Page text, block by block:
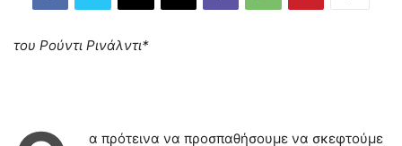
του Ρούντι Ρινάλντι*
α πρότεινα να προσπαθήσουμε να σκεφτούμε